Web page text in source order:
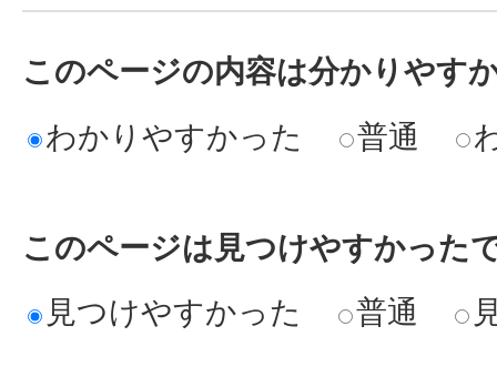
このページの内容は分かりやす
わかりやすかった
普通
このページは見つけやすかった
見つけやすかった
普通